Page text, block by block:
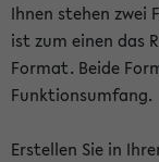
Ihnen stehen zwei
ist zum einen das
Format. Beide
Funktionsumfang.
Erstellen Sie in